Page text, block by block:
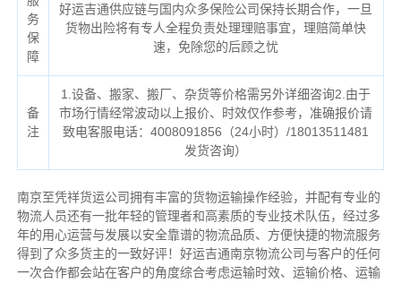
务
保
障
好运吉通供应链与国内众多保险公司保持长期合作，一旦
货物出险将有专人全程负责处理理赔事宜，理赔简单快
速，免除您的后顾之忧
备
注
1.设备、搬家、搬厂、杂货等价格需另外详细咨询2.由于
市场行情经常波动以上报价、时效仅作参考，准确报价请
致电客服电话：4008091856（24小时）/18013511481
发货咨询）
南京至凭祥货运公司拥有丰富的货物运输操作经验，并配有专业的
物流人员还有一批年轻的管理者和高素质的专业技术队伍，经过多
年的用心运营与发展以安全靠谱的物流品质、方便快捷的物流服务
得到了众多货主的一致好评！好运吉通南京物流公司与客户的任何
一次合作都会站在客户的角度综合考虑运输时效、运输价格、运输